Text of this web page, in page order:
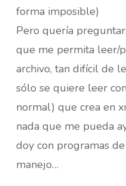
forma imposible)
Pero quería
que me permita leer/
archivo, tan difícil de
sólo se quiere leer
normal) que crea en
nada que me pueda
doy con programas
manejo…